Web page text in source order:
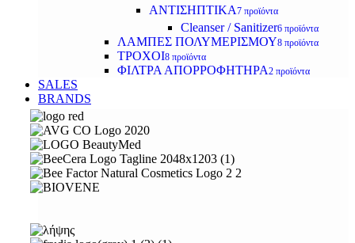
ΑΝΤΙΣΗΠΤΙΚΑ7 προϊόντα
Cleanser / Sanitizer6 προϊόντα
ΛΑΜΠΕΣ ΠΟΛΥΜΕΡΙΣΜΟΥ8 προϊόντα
ΤΡΟΧΟΙ8 προϊόντα
ΦΙΛΤΡΑ ΑΠΟΡΡΟΦΗΤΗΡΑ2 προϊόντα
SALES
BRANDS